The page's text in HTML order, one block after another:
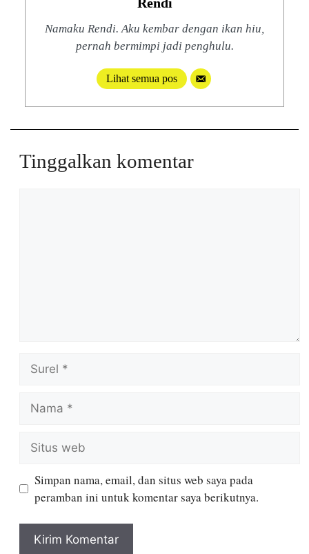
Namaku Rendi. Aku kembar dengan ikan hiu,
pernah bermimpi jadi penghulu.
Lihat semua pos
Tinggalkan komentar
Simpan nama, email, dan situs web saya pada
peramban ini untuk komentar saya berikutnya.